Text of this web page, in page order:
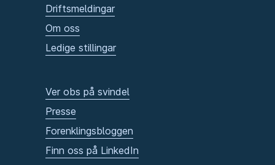
Driftsmeldingar
Om oss
Ledige stillingar
Ver obs på svindel
Presse
Forenklingsbloggen
Finn oss på LinkedIn